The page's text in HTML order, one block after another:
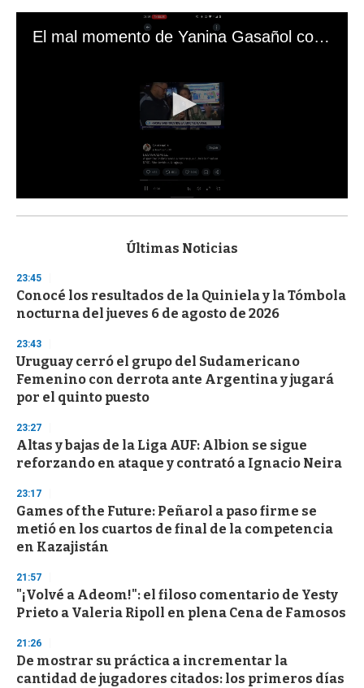
El mal momento de Yanina Gasañol con un hincha argentino en "Subrayado"
s
d
s
o
f
3
s
e
c
o
d
s
Últimas Noticias
23:45
Conocé los resultados de la Quiniela y la Tómbola
nocturna del jueves 6 de agosto de 2026
23:43
Uruguay cerró el grupo del Sudamericano
Femenino con derrota ante Argentina y jugará
por el quinto puesto
23:27
Altas y bajas de la Liga AUF: Albion se sigue
reforzando en ataque y contrató a Ignacio Neira
23:17
Games of the Future: Peñarol a paso firme se
metió en los cuartos de final de la competencia
en Kazajistán
21:57
"¡Volvé a Adeom!": el filoso comentario de Yesty
Prieto a Valeria Ripoll en plena Cena de Famosos
21:26
De mostrar su práctica a incrementar la
cantidad de jugadores citados: los primeros días